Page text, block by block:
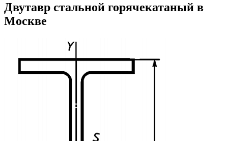
Двутавр стальной горячекатаный в
Москве